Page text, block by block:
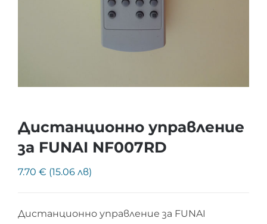
Дистанционно управление
за FUNAI NF007RD
7.70 € (15.06 лв)
Дистанционно управление за FUNAI